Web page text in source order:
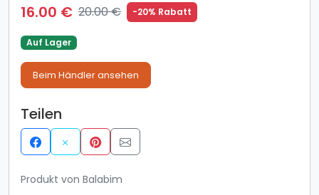
16.00 € 20.00 € -20% Rabatt
Auf Lager
Beim Händler ansehen
Teilen
Produkt von Balabim